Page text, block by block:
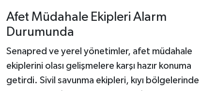
Afet Müdahale Ekipleri Alarm
Durumunda
Senapred ve yerel yönetimler, afet müdahale
ekiplerini olası gelişmelere karşı hazır konuma
getirdi. Sivil savunma ekipleri, kıyı bölgelerinde